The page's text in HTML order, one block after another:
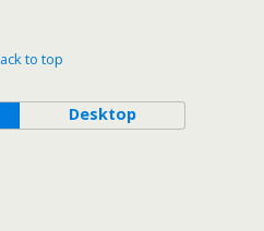
to top
Desktop